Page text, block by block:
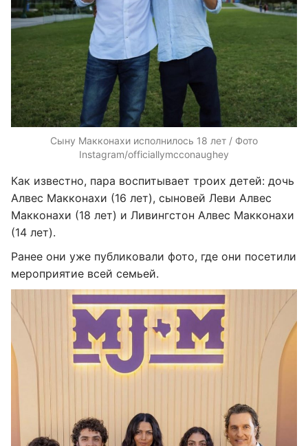
Сыну Макконахи исполнилось 18 лет / Фото
Instagram/officiallymcconaughey
Как известно, пара воспитывает троих детей: дочь
Алвес Макконахи (16 лет), сыновей Леви Алвес
Макконахи (18 лет) и Ливингстон Алвес Макконахи
(14 лет).
Ранее они уже публиковали фото, где они посетили
мероприятие всей семьей.